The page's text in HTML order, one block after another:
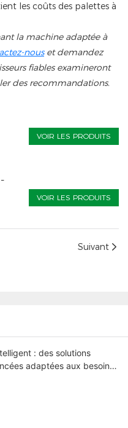
les coûts des palettes à
la machine adaptée à
nous et demandez
fiables examineront
des recommandations.
VOIR LES PRODUITS
VOIR LES PRODUITS
Suivant
: des solutions
adaptées aux besoins